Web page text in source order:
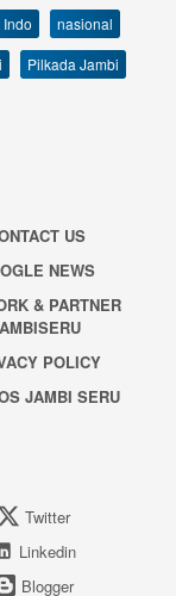
nasional
Pilkada Jambi
US
NEWS
& PARTNER
POLICY
JAMBI SERU
Twitter
Linkedin
Blogger